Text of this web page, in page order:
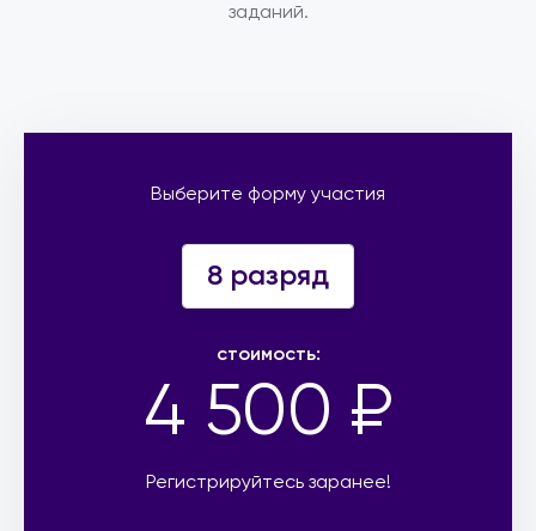
заданий.
Выберите форму участия
8 разряд
стоимость:
4 500 ₽
Регистрируйтесь заранее!